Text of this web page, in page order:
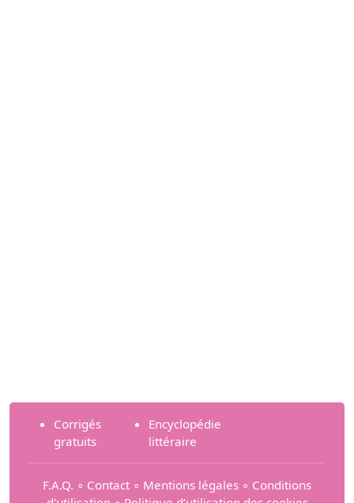
Corrigés
gratuits
Encyclopédie
littéraire
F.A.Q. ∘ Contact ∘ Mentions légales ∘ Conditions